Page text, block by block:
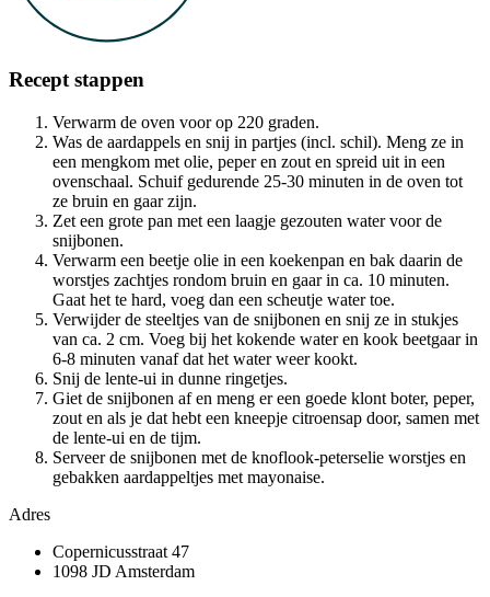
Recept stappen
Verwarm de oven voor op 220 graden.
Was de aardappels en snij in partjes (incl. schil). Meng ze in
een mengkom met olie, peper en zout en spreid uit in een
ovenschaal. Schuif gedurende 25-30 minuten in de oven tot
ze bruin en gaar zijn.
Zet een grote pan met een laagje gezouten water voor de
snijbonen.
Verwarm een beetje olie in een koekenpan en bak daarin de
worstjes zachtjes rondom bruin en gaar in ca. 10 minuten.
Gaat het te hard, voeg dan een scheutje water toe.
Verwijder de steeltjes van de snijbonen en snij ze in stukjes
van ca. 2 cm. Voeg bij het kokende water en kook beetgaar in
6-8 minuten vanaf dat het water weer kookt.
Snij de lente-ui in dunne ringetjes.
Giet de snijbonen af en meng er een goede klont boter, peper,
zout en als je dat hebt een kneepje citroensap door, samen met
de lente-ui en de tijm.
Serveer de snijbonen met de knoflook-peterselie worstjes en
gebakken aardappeltjes met mayonaise.
Adres
Copernicusstraat 47
1098 JD Amsterdam